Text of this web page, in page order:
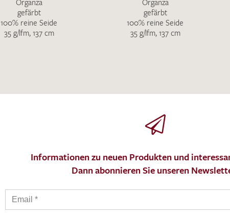
gefärbt
100% reine Seide
35 g/lfm, 137 cm
gefärbt
100% reine Seide
35 g/lfm, 137 cm
Informationen zu neuen Produkten und
Dann abonnieren Sie unseren